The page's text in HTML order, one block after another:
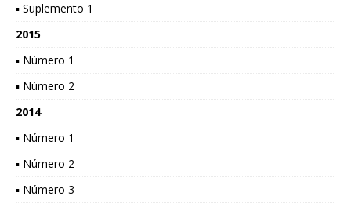
▪ Suplemento 1
2015
▪ Número 1
▪ Número 2
2014
▪ Número 1
▪ Número 2
▪ Número 3